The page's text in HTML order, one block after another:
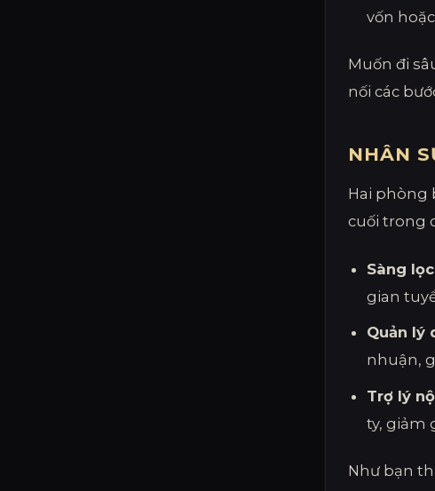
vốn
Muốn đi
nối các
NHÂN
Hai phòng
cuối trong
Sàng
gian
Quản lý
nhuận,
Trợ lý
ty, giảm
Như bạn